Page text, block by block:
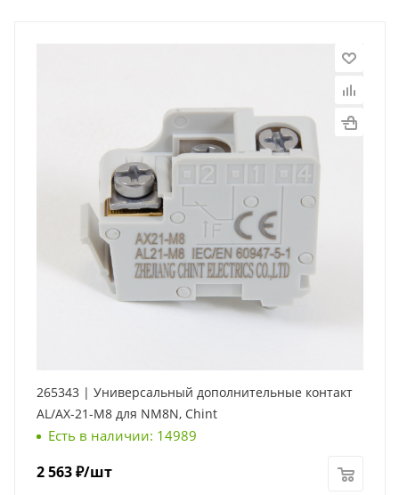
265343 | Универсальный дополнительные контакт
AL/AX-21-M8 для NM8N, Chint
Есть в наличии: 14989
2 563₽/шт